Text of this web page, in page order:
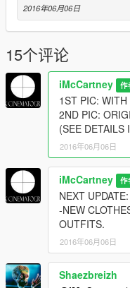
morgan-novax-3d-
2016年06月06日
15个评论
iMcCartney 作
1ST PIC:
2ND PIC:
(SEE DETAILS
2016年06月06日
iMcCartney 作
NEXT UPDATE:
-NEW
OUTFITS.
2016年06月06日
Shaezbreizh